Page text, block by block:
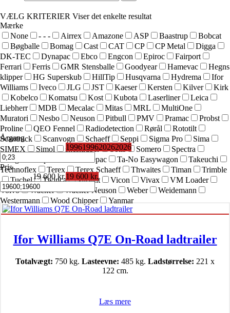
VÆLG KRITERIER Viser det enkelte resultat
Mærke
None
- - - Airrex Amazone ASP Baastrup
Bobcat
Bøgballe
Bomag Cast CAT CP CP Metal
Digga
DK-TEC
Dynapac Ebco Engcon Epiroc
Fairport
Ferrari
Ferris GMR Stensballe Goodyear Hamevac
Hegns
klipper
HG Superskub HillTip Husqvarna Hydrema
Ifor
Williams
Iveco JLG JST Kaeser Kersten Kilver
Kirk
Kobelco
Komatsu Kost Kubota Laserliner
Leica
Liebherr
MDB Mecalac Mitas MRL
MultiOne
Muratori
Nesbo Neuson Pitbull PMV Pramac
Probst
Proline
QEO Fennel Radiodetection Rørål
Rototilt
Scantruck
Scanvogn Schaeff Seppi Sigma Pro
Sima
SIMEX
Simol sneskraber Solis Somero
Spectra
Striegel
Swepac Ta-No Easywagon
Takeuchi
Technoflex
Terex Terex Schaeff Thwaites Timan
Trimble
Tuchel
Twinca Variant Vicon Vivax
VM Loader
Volvo
Wacker Wacker Neuson Weber
Weidemann
Westermann
Wood Chipper Yanmar
Årgang
1996199620262026
Pris
19 600 kr.19 600 kr.
Ifor Williams Q7E On-Road ladtrailer
Totalvægt: 750 kg. Lasteevne: 485 kg. Ladstørrelse: 221 x
122 cm.
Læs mere